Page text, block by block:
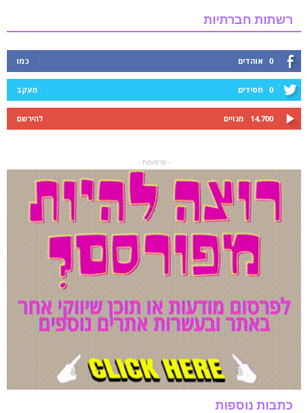
רשתות חברתיות
0 אוהדים כמו
0 חסידים מעקב
14,700 מנויים להירשם
- פרסומת -
כתבות נוספות